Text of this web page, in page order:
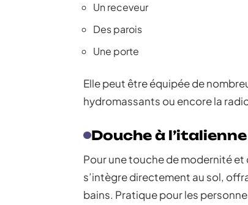
Un receveur
Des parois
Une porte
Elle peut être équipée de
hydromassants ou encore la
Douche à l’italienne
Pour une touche de modernité et
s’intègre directement au sol,
bains. Pratique pour les